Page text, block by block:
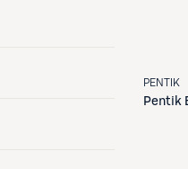
PENTIK
Pentik